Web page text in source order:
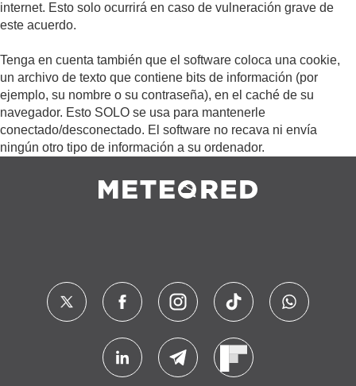
internet. Esto solo ocurrirá en caso de vulneración grave de
este acuerdo.
Tenga en cuenta también que el software coloca una cookie,
un archivo de texto que contiene bits de información (por
ejemplo, su nombre o su contraseña), en el caché de su
navegador. Esto SOLO se usa para mantenerle
conectado/desconectado. El software no recava ni envía
ningún otro tipo de información a su ordenador.